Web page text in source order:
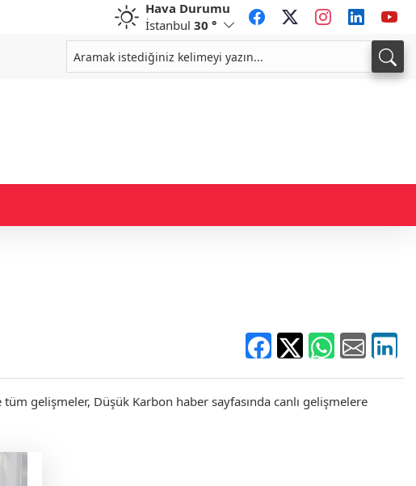
Hava Durumu
İstanbul 30 °
GBP
64,3468%0,38
59,0083
gelişmeler, Düşük Karbon haber sayfasında canlı gelişmelere